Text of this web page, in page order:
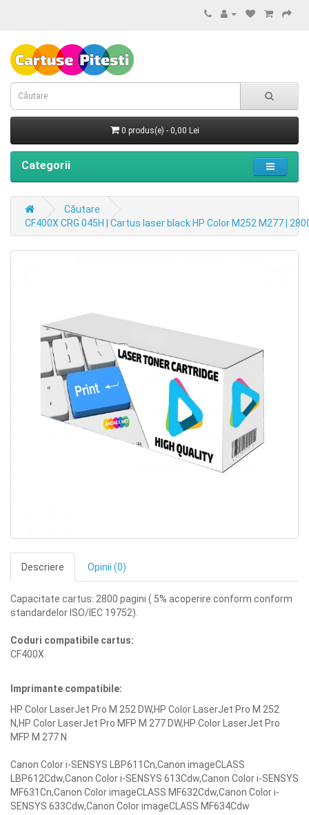
0 produs(e) - 0,00 Lei
Categorii
Căutare
CF400X CRG 045H | Cartus laser black HP Color M252 M277 |
Descriere Opinii (0)
Capacitate cartus: 2800 pagini ( 5% acoperire conform conform
standardelor ISO/IEC 19752).
Coduri compatibile cartus:
CF400X
Imprimante compatibile:
HP Color LaserJet Pro M 252 DW,HP Color LaserJet Pro M 252
N,HP Color LaserJet Pro MFP M 277 DW,HP Color LaserJet Pro
MFP M 277 N
Canon Color i-SENSYS LBP611Cn,Canon imageCLASS
LBP612Cdw,Canon Color i-SENSYS 613Cdw,Canon Color i-SENSYS
MF631Cn,Canon Color imageCLASS MF632Cdw,Canon Color i-
SENSYS 633Cdw,Canon Color imageCLASS MF634Cdw